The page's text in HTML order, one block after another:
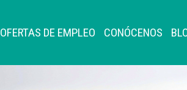
OFERTAS DE EMPLEO CONÓCENOS